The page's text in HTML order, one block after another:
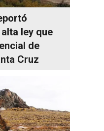
ley que
de
Cruz